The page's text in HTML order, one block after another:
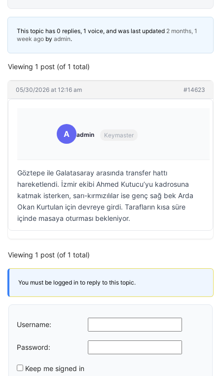
This topic has 0 replies, 1 voice, and was last updated 2 months, 1
week ago by admin.
Viewing 1 post (of 1 total)
05/30/2026 at 12:16 am #14623
A admin Keymaster
Göztepe ile Galatasaray arasında transfer hattı
hareketlendi. İzmir ekibi Ahmed Kutucu’yu kadrosuna
katmak isterken, sarı-kırmızılılar ise genç sağ bek Arda
Okan Kurtulan için devreye girdi. Tarafların kısa süre
içinde masaya oturması bekleniyor.
Viewing 1 post (of 1 total)
You must be logged in to reply to this topic.
Username:
Password:
Keep me signed in